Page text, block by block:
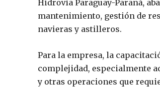
Hidrovía Paraguay-Paraná,
mantenimiento, gestión de
navieras y astilleros.
Para la empresa, la
complejidad, especialmente
y otras operaciones que